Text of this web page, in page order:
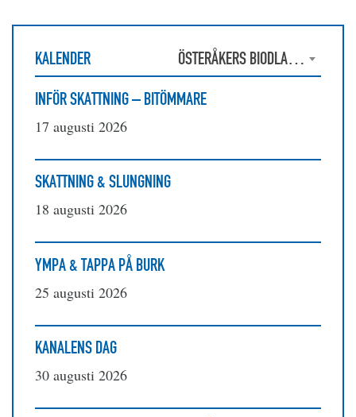
KALENDER
ÖSTERÅKERS BIODLARFÖRENING
INFÖR SKATTNING – BITÖMMARE
17 augusti 2026
SKATTNING & SLUNGNING
18 augusti 2026
YMPA & TAPPA PÅ BURK
25 augusti 2026
KANALENS DAG
30 augusti 2026